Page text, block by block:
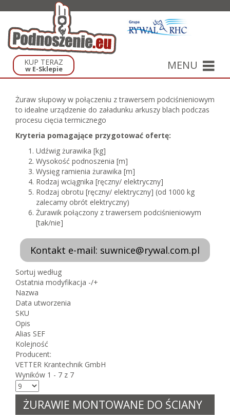
KUP TERAZ
w E-Sklepie MENU
Żuraw słupowy w połączeniu z trawersem podciśnieniowym
to idealne urządzenie do załadunku arkuszy blach podczas
procesu cięcia termicznego
Kryteria pomagające przygotować ofertę:
Udźwig żurawika [kg]
Wysokość podnoszenia [m]
Wysięg ramienia żurawika [m]
Rodzaj wciągnika [ręczny/ elektryczny]
Rodzaj obrotu [ręczny/ elektryczny] (od 1000 kg
zalecamy obrót elektryczny)
Żurawik połączony z trawersem podciśnieniowym
[tak/nie]
Kontakt e-mail: suwnice@rywal.com.pl
Sortuj według
Ostatnia modyfikacja -/+
Nazwa
Data utworzenia
SKU
Opis
Alias SEF
Kolejność
Producent:
VETTER Krantechnik GmbH
Wyników 1 - 7 z 7
ŻURAWIE MONTOWANE DO ŚCIANY